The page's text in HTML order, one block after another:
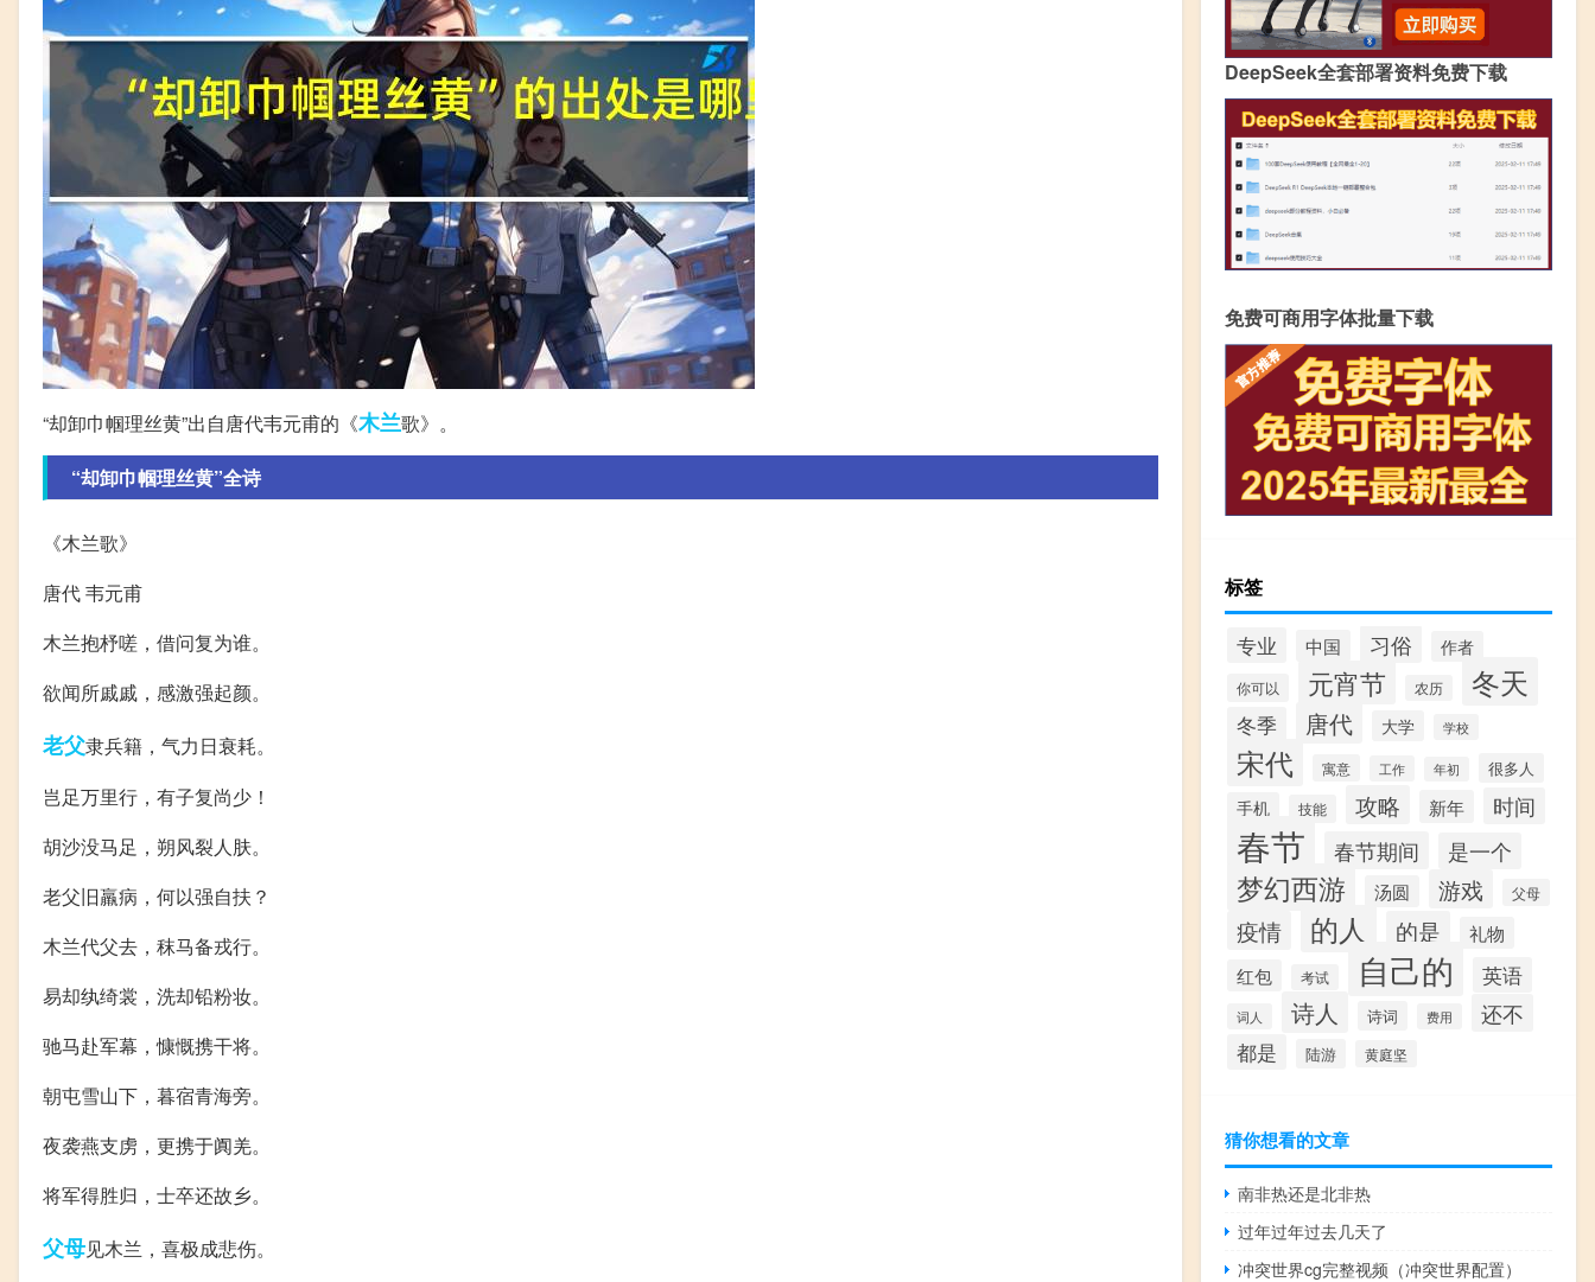
“却卸巾帼理丝黄”出自唐代韦元甫的《木兰歌》。
“却卸巾帼理丝黄”全诗
《木兰歌》
唐代 韦元甫
木兰抱杼嗟，借问复为谁。
欲闻所戚戚，感激强起颜。
老父隶兵籍，气力日衰耗。
岂足万里行，有子复尚少！
胡沙没马足，朔风裂人肤。
老父旧羸病，何以强自扶？
木兰代父去，秣马备戎行。
易却纨绮裳，洗却铅粉妆。
驰马赴军幕，慷慨携干将。
朝屯雪山下，暮宿青海旁。
夜袭燕支虏，更携于阗羌。
将军得胜归，士卒还故乡。
父母见木兰，喜极成悲伤。
DeepSeek全套部署资料免费下载
免费可商用字体批量下载
标签
专业 中国 习俗 作者
你可以 元宵节 农历 冬天
冬季 唐代 大学 学校
宋代 寓意 工作 年初 很多人
手机 技能 攻略 新年 时间
春节 春节期间 是一个
梦幻西游 汤圆 游戏 父母
疫情 的人 的是
礼物
红包
考试 自己的 英语
词人 诗人 诗词 费用 还不
都是 陆游 黄庭坚
猜你想看的文章
南非热还是北非热
过年过年过去几天了
冲突世界cg完整视频（冲突世界配置）